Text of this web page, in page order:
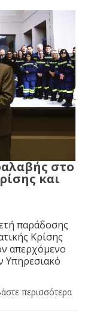
στο
και
παράδοσης
Κρίσης
απερχόμενο
Υπηρεσιακό
περισσότερα